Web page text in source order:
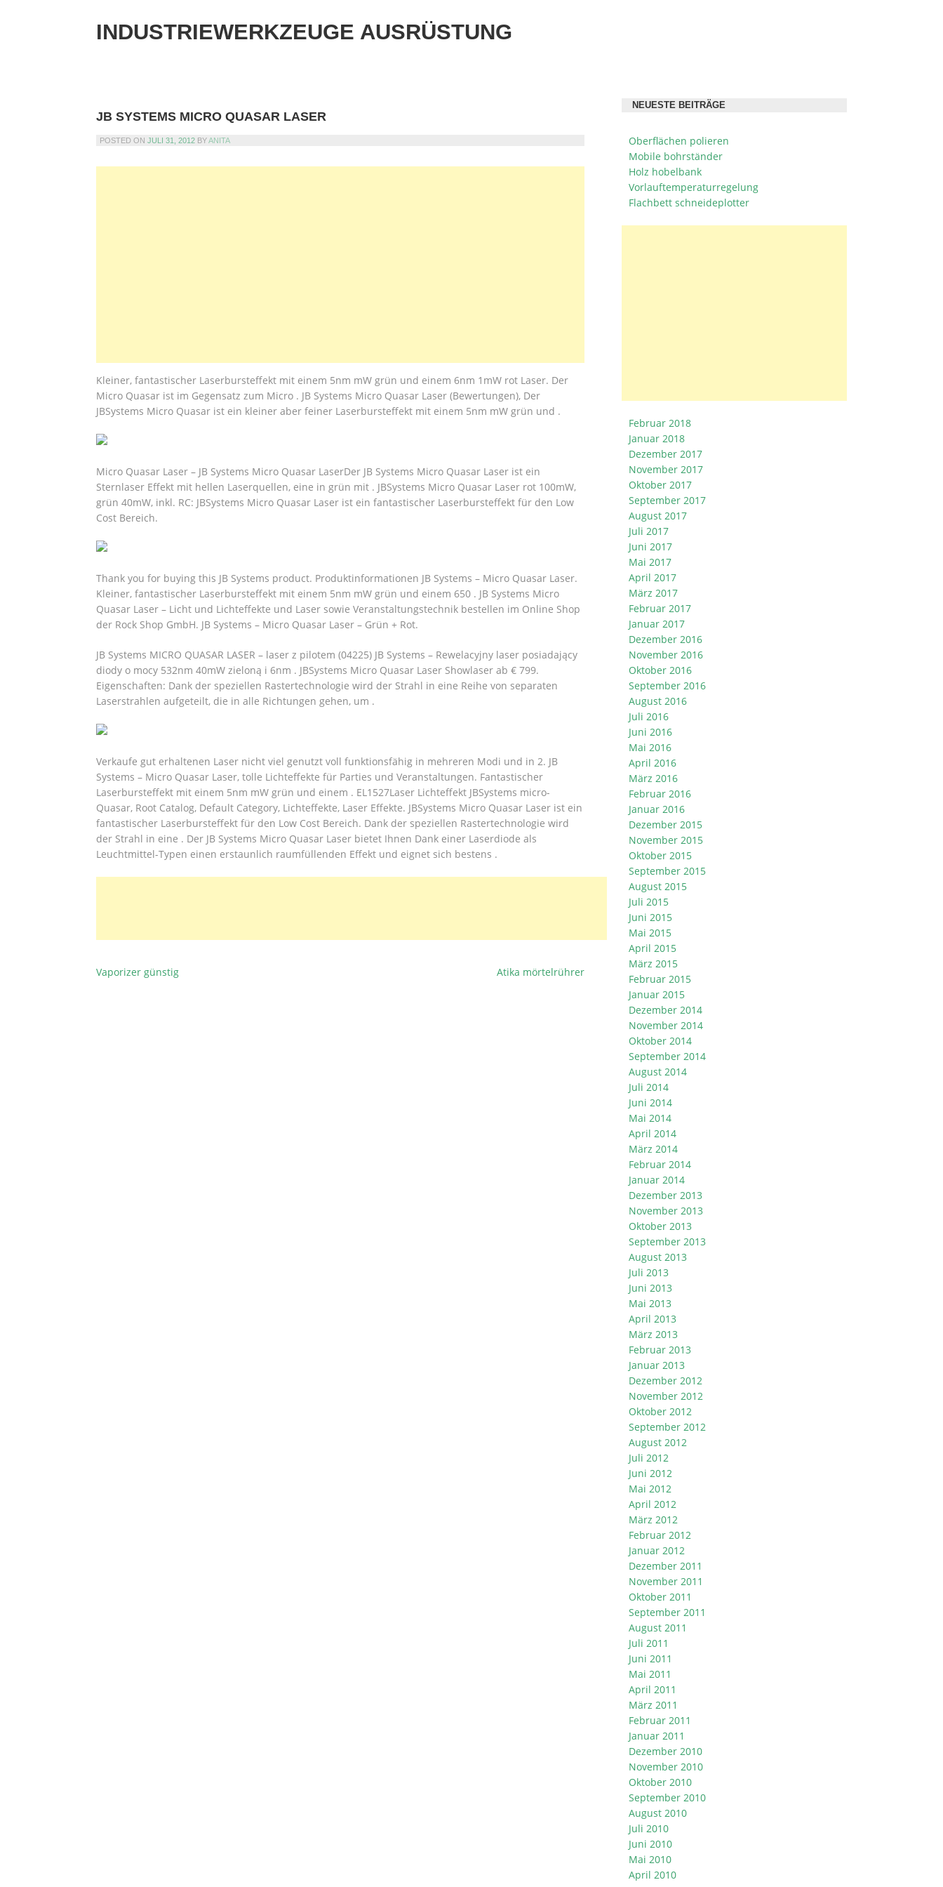
INDUSTRIEWERKZEUGE AUSRÜSTUNG
JB SYSTEMS MICRO QUASAR LASER
POSTED ON JULI 31, 2012 BYANITA
Kleiner, fantastischer Laserbursteffekt mit einem 5nm mW grün und einem 6nm 1mW rot Laser. Der
Micro Quasar ist im Gegensatz zum Micro . JB Systems Micro Quasar Laser (Bewertungen), Der
JBSystems Micro Quasar ist ein kleiner aber feiner Laserbursteffekt mit einem 5nm mW grün und .
Micro Quasar Laser – JB Systems Micro Quasar LaserDer JB Systems Micro Quasar Laser ist ein
Sternlaser Effekt mit hellen Laserquellen, eine in grün mit . JBSystems Micro Quasar Laser rot 100mW,
grün 40mW, inkl. RC: JBSystems Micro Quasar Laser ist ein fantastischer Laserbursteffekt für den Low
Cost Bereich.
Thank you for buying this JB Systems product. Produktinformationen JB Systems – Micro Quasar Laser.
Kleiner, fantastischer Laserbursteffekt mit einem 5nm mW grün und einem 650 . JB Systems Micro
Quasar Laser – Licht und Lichteffekte und Laser sowie Veranstaltungstechnik bestellen im Online Shop
der Rock Shop GmbH. JB Systems – Micro Quasar Laser – Grün + Rot.
JB Systems MICRO QUASAR LASER – laser z pilotem (04225) JB Systems – Rewelacyjny laser posiadający
diody o mocy 532nm 40mW zieloną i 6nm . JBSystems Micro Quasar Laser Showlaser ab € 799.
Eigenschaften: Dank der speziellen Rastertechnologie wird der Strahl in eine Reihe von separaten
Laserstrahlen aufgeteilt, die in alle Richtungen gehen, um .
Verkaufe gut erhaltenen Laser nicht viel genutzt voll funktionsfähig in mehreren Modi und in 2. JB
Systems – Micro Quasar Laser, tolle Lichteffekte für Parties und Veranstaltungen. Fantastischer
Laserbursteffekt mit einem 5nm mW grün und einem . EL1527Laser Lichteffekt JBSystems micro-
Quasar, Root Catalog, Default Category, Lichteffekte, Laser Effekte. JBSystems Micro Quasar Laser ist ein
fantastischer Laserbursteffekt für den Low Cost Bereich. Dank der speziellen Rastertechnologie wird
der Strahl in eine . Der JB Systems Micro Quasar Laser bietet Ihnen Dank einer Laserdiode als
Leuchtmittel-Typen einen erstaunlich raumfüllenden Effekt und eignet sich bestens .
BEITRAGSNAVIGATION
Vaporizer günstig Atika mörtelrührer
NEUESTE BEITRÄGE
Oberflächen polieren
Mobile bohrständer
Holz hobelbank
Vorlauftemperaturregelung
Flachbett schneideplotter
Februar 2018
Januar 2018
Dezember 2017
November 2017
Oktober 2017
September 2017
August 2017
Juli 2017
Juni 2017
Mai 2017
April 2017
März 2017
Februar 2017
Januar 2017
Dezember 2016
November 2016
Oktober 2016
September 2016
August 2016
Juli 2016
Juni 2016
Mai 2016
April 2016
März 2016
Februar 2016
Januar 2016
Dezember 2015
November 2015
Oktober 2015
September 2015
August 2015
Juli 2015
Juni 2015
Mai 2015
April 2015
März 2015
Februar 2015
Januar 2015
Dezember 2014
November 2014
Oktober 2014
September 2014
August 2014
Juli 2014
Juni 2014
Mai 2014
April 2014
März 2014
Februar 2014
Januar 2014
Dezember 2013
November 2013
Oktober 2013
September 2013
August 2013
Juli 2013
Juni 2013
Mai 2013
April 2013
März 2013
Februar 2013
Januar 2013
Dezember 2012
November 2012
Oktober 2012
September 2012
August 2012
Juli 2012
Juni 2012
Mai 2012
April 2012
März 2012
Februar 2012
Januar 2012
Dezember 2011
November 2011
Oktober 2011
September 2011
August 2011
Juli 2011
Juni 2011
Mai 2011
April 2011
März 2011
Februar 2011
Januar 2011
Dezember 2010
November 2010
Oktober 2010
September 2010
August 2010
Juli 2010
Juni 2010
Mai 2010
April 2010